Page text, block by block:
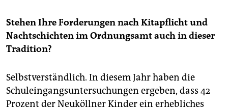
Stehen Ihre Forderungen nach Kitapflicht und
Nachtschichten im Ordnungsamt auch in dieser
Tradition?
Selbstverständlich. In diesem Jahr haben die
Schuleingangsuntersuchungen ergeben, dass 42
Prozent der Neuköllner Kinder ein erhebliches